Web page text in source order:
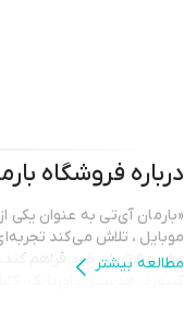
درباره فروشگاه
«بارمان آی‌تی به عنوان یکی
موبایل ، تلاش می‌کند
برای مشتریان خود فراهم
کیبورد، هدست، پاوربانک،
مطالعه بیشتر